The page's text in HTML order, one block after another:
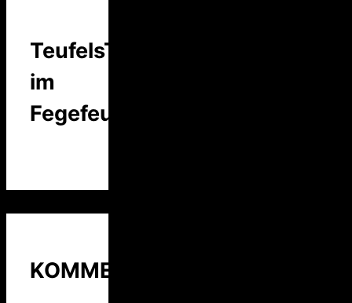
TeufelsTalk
im
Fegefeuer
KOMMENTARE